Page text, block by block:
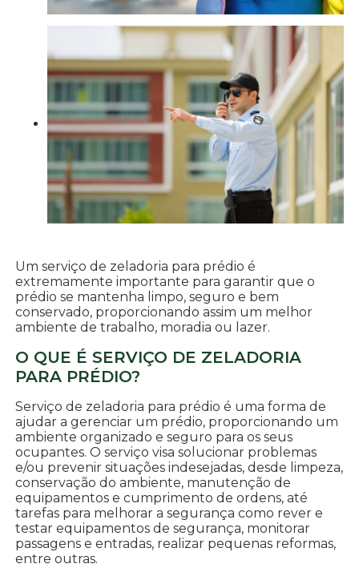
Um serviço de zeladoria para prédio é
extremamente importante para garantir que o
prédio se mantenha limpo, seguro e bem
conservado, proporcionando assim um melhor
ambiente de trabalho, moradia ou lazer.
O QUE É SERVIÇO DE ZELADORIA
PARA PRÉDIO?
Serviço de zeladoria para prédio é uma forma de
ajudar a gerenciar um prédio, proporcionando um
ambiente organizado e seguro para os seus
ocupantes. O serviço visa solucionar problemas
e/ou prevenir situações indesejadas, desde limpeza,
conservação do ambiente, manutenção de
equipamentos e cumprimento de ordens, até
tarefas para melhorar a segurança como rever e
testar equipamentos de segurança, monitorar
passagens e entradas, realizar pequenas reformas,
entre outras.